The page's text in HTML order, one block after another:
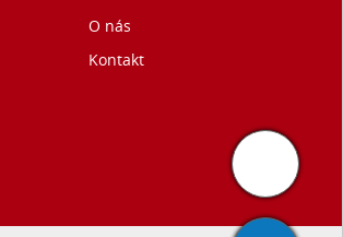
O nás
Kontakt